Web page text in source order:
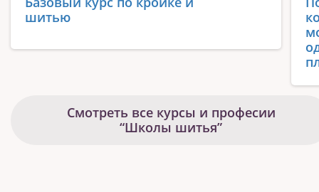
шитью
Смотреть все курсы и професии
“Школы шитья”